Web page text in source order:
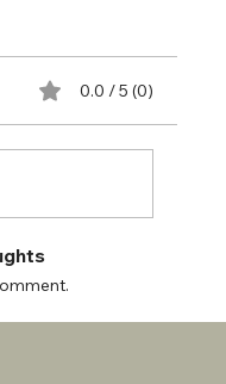
0.0 / 5 (0)